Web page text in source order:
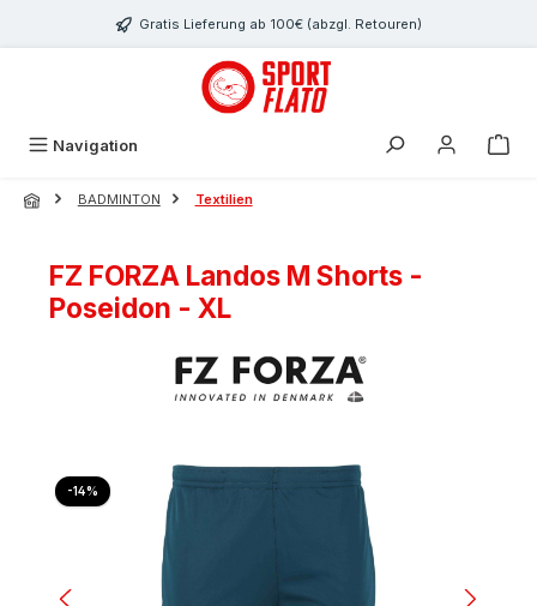
Zum Hauptinhalt springenGratis Lieferung ab 100€ (abzgl. Retouren)
Navigation
BADMINTON Textilien
FZ FORZA Landos M Shorts -
Poseidon - XL
Bildergalerie überspringen
-14% Rabatt